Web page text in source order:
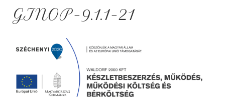
GINOP-9.1.1-21